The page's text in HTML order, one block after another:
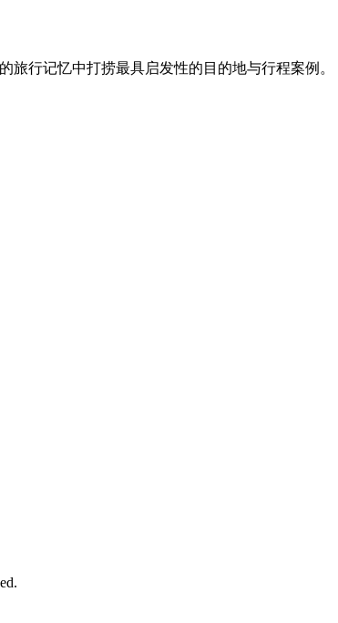
行记忆中打捞最具启发性的目的地与行程案例。